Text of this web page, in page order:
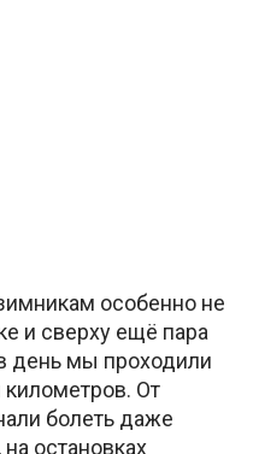
особенно не
и сверху ещё пара
день мы проходили
От
болеть даже
остановках